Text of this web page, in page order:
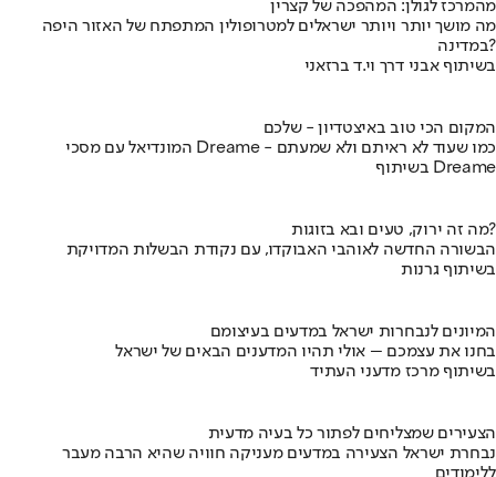
מהמרכז לגולן: המהפכה של קצרין
מה מושך יותר ויותר ישראלים למטרופולין המתפתח של האזור היפה
במדינה?
בשיתוף אבני דרך וי.ד ברזאני
המקום הכי טוב באיצטדיון - שלכם
המונדיאל עם מסכי Dreame - כמו שעוד לא ראיתם ולא שמעתם
בשיתוף Dreame
מה זה ירוק, טעים ובא בזוגות?
הבשורה החדשה לאוהבי האבוקדו, עם נקודת הבשלות המדויקת
בשיתוף גרנות
המיונים לנבחרות ישראל במדעים בעיצומם
בחנו את עצמכם – אולי תהיו המדענים הבאים של ישראל
בשיתוף מרכז מדעני העתיד
הצעירים שמצליחים לפתור כל בעיה מדעית
נבחרת ישראל הצעירה במדעים מעניקה חוויה שהיא הרבה מעבר